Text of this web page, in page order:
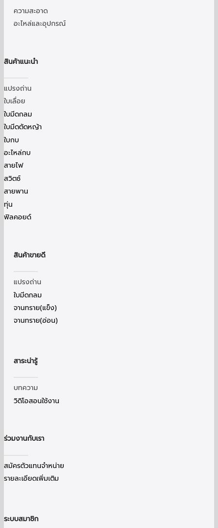
ความสะอาด
อะไหล่และอุปกรณ์
สินค้าแนะนำ
แปรงถ่าน
ใบเลื่อย
ใบมีดกลม
ใบมีดตัดหญ้า
ใบกบ
อะไหล่กบ
สายไฟ
สวิตซ์
สายพาน
ทุ่น
ฟิลคอยด์
สินค้าขายดี
แปรงถ่าน
ใบมีดกลม
จานทราย(แข็ง)
จานทราย(อ่อน)
สาระน่ารู้
บทความ
วิดิโอสอนใช้งาน
ร่วมงานกับเรา
สมัครตัวแทนจำหน่าย
รายละเอียดเพิ่มเติม
ระบบสมาชิก